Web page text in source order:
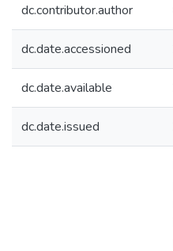
dc.contributor.author
dc.date.accessioned
dc.date.available
dc.date.issued